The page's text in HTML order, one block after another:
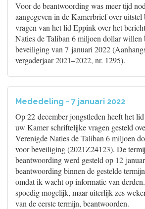
Voor de beantwoording was meer tijd
aangegeven in de Kamerbrief over
vragen van het lid Eppink over het
Naties de Taliban 6 miljoen dollar willen
beveiliging van 7 januari 2022
vergaderjaar 2021–2022, nr. 1295).
Mededeling - 7 januari 2022
Op 22 december jongstleden heeft het
uw Kamer schriftelijke vragen gesteld
Verenigde Naties de Taliban 6 miljoen
voor beveiliging (2021Z24123). De
beantwoording werd gesteld op 12
beantwoording binnen de gestelde
omdat ik wacht op informatie van
spoedig mogelijk, maar uiterlijk zes
van de eerste termijn, beantwoorden.